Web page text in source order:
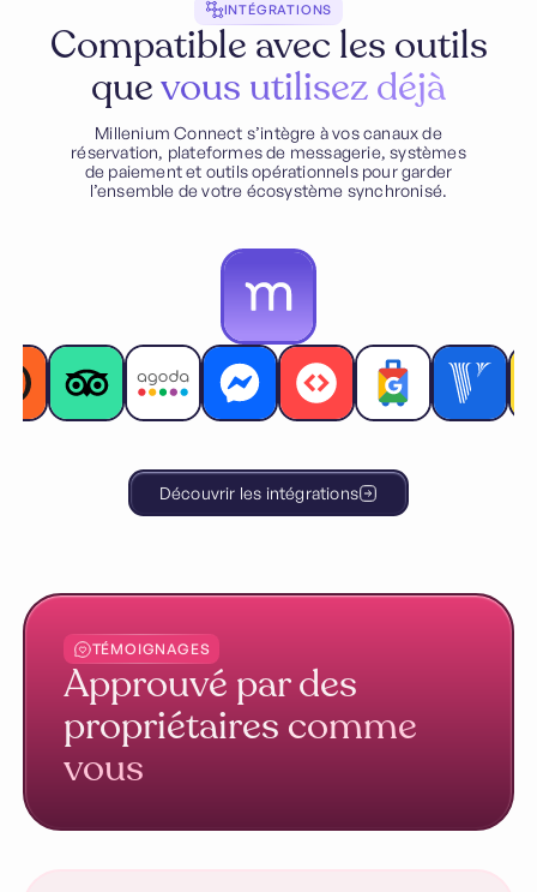
INTÉGRATIONS
Compatible avec les outils
quevous utilisez déjà
Millenium Connect s’intègre à vos canaux de
réservation, plateformes de messagerie, systèmes
de paiement et outils opérationnels pour garder
l’ensemble de votre écosystème synchronisé.
Découvrir les intégrations
TÉMOIGNAGES
Approuvé par des
propriétaires comme
vous